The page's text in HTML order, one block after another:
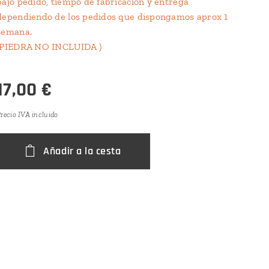
de los pedidos que dispongamos aprox 1
NO INCLUIDA )
€
IVA incluido
Añadir a la cesta